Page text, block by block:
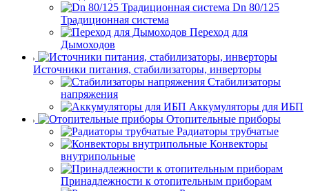
Dn 80/125
Традиционная система
Переход для
Дымоходов
Источники питания, стабилизаторы, инверторы
Стабилизаторы
напряжения
Аккумуляторы для ИБП
Отопительные приборы
Радиаторы трубчатые
Конвекторы
внутрипольные
Принадлежности к отопительным приборам